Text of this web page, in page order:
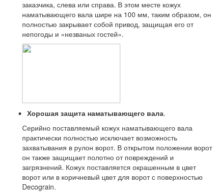
заказчика, слева или справа. В этом месте кожух
наматывающего вала шире на 100 мм, таким образом, он
полностью закрывает собой привод, защищая его от
непогоды и «незваных гостей».
Хорошая защита наматывающего вала.
Серийно поставляемый кожух наматывающего вала
практически полностью исключает возможность
захватывания в рулон ворот. В открытом положении ворот
он также защищает полотно от повреждений и
загрязнений. Кожух поставляется окрашенным в цвет
ворот или в коричневый цвет для ворот с поверхностью
Decograin.